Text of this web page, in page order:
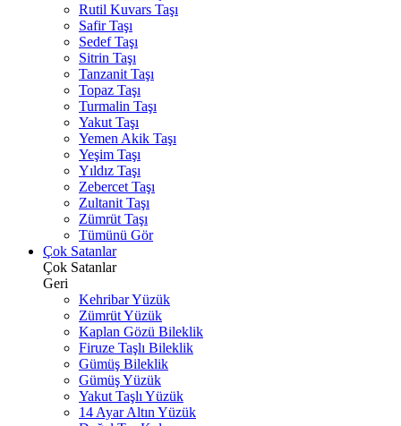
Rutil Kuvars Taşı
Safir Taşı
Sedef Taşı
Sitrin Taşı
Tanzanit Taşı
Topaz Taşı
Turmalin Taşı
Yakut Taşı
Yemen Akik Taşı
Yeşim Taşı
Yıldız Taşı
Zebercet Taşı
Zultanit Taşı
Zümrüt Taşı
Tümünü Gör
Çok Satanlar
Çok Satanlar
Geri
Kehribar Yüzük
Zümrüt Yüzük
Kaplan Gözü Bileklik
Firuze Taşlı Bileklik
Gümüş Bileklik
Gümüş Yüzük
Yakut Taşlı Yüzük
14 Ayar Altın Yüzük